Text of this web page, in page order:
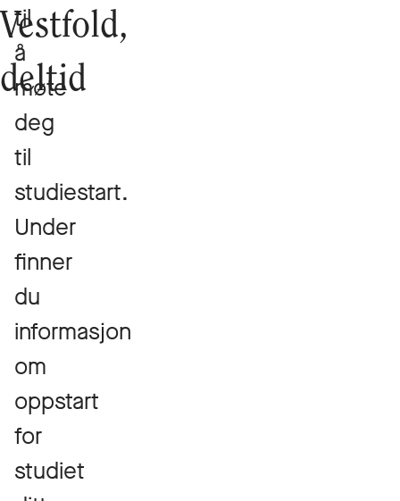
Vestfold,
deltid
til
å
møte
deg
til
studiestart.
Under
finner
du
informasjon
om
oppstart
for
studiet